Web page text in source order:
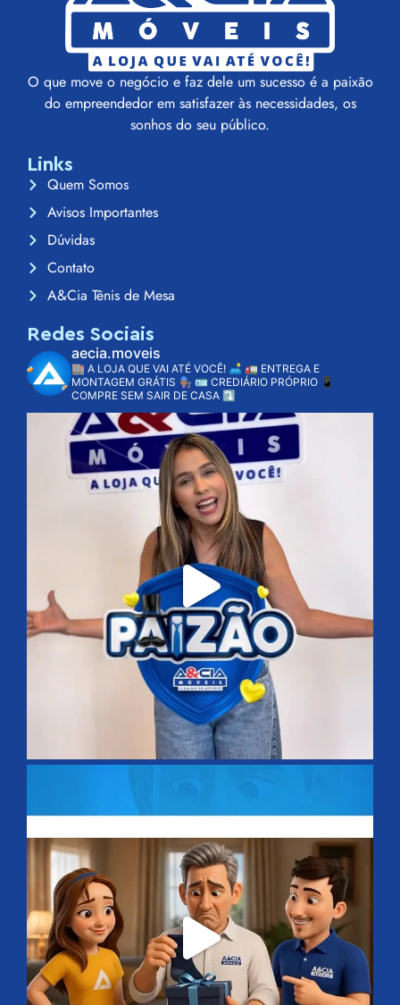
O que move o negócio e faz dele um sucesso é a paixão
do empreendedor em satisfazer às necessidades, os
sonhos do seu público.
Links
Quem Somos
Avisos Importantes
Dúvidas
Contato
A&Cia Tênis de Mesa
Redes Sociais
aecia.moveis
🏬 A LOJA QUE VAI ATÉ VOCÊ! 🛋️ 🚛 ENTREGA E
MONTAGEM GRÁTIS 👨🏽‍🔧 🪪 CREDIÁRIO PRÓPRIO 📱
COMPRE SEM SAIR DE CASA ⤵️